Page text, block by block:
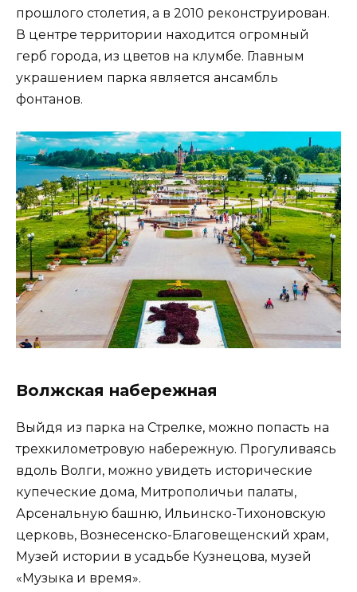
прошлого столетия, а в 2010 реконструирован.
В центре территории находится огромный
герб города, из цветов на клумбе. Главным
украшением парка является ансамбль
фонтанов.
Волжская набережная
Выйдя из парка на Стрелке, можно попасть на
трехкилометровую набережную. Прогуливаясь
вдоль Волги, можно увидеть исторические
купеческие дома, Митрополичьи палаты,
Арсенальную башню, Ильинско-Тихоновскую
церковь, Вознесенско-Благовещенский храм,
Музей истории в усадьбе Кузнецова, музей
«Музыка и время».